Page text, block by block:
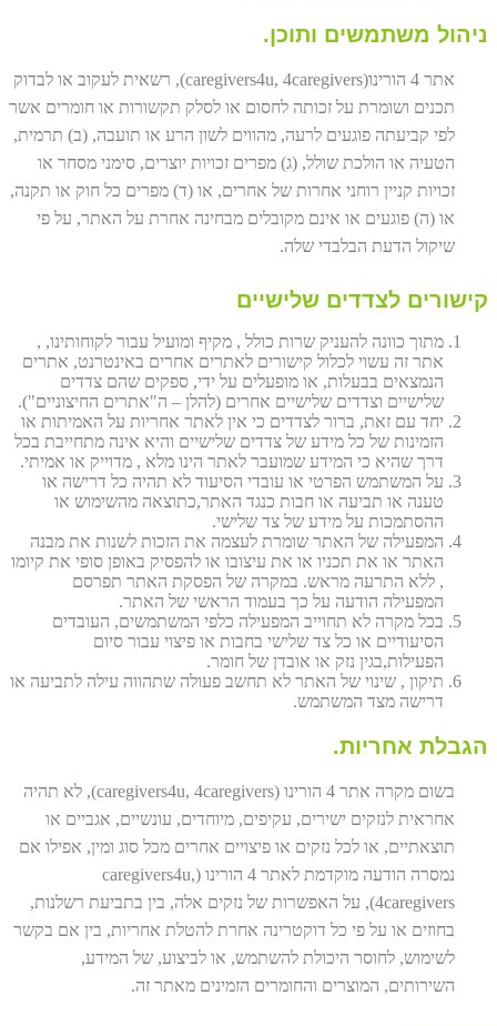
ניהול משתמשים ותוכן.
אתר 4 הורינו(caregivers4u, 4caregivers), רשאית לעקוב או לבדוק
תכנים ושומרת על זכותה לחסום או לסלק תקשורות או חומרים אשר
לפי קביעתה פוגעים לרעה, מהווים לשון הרע או תועבה, (ב) תרמית,
הטעיה או הולכת שולל, (ג) מפרים זכויות יוצרים, סימני מסחר או
זכויות קניין רוחני אחרות של אחרים, או (ד) מפרים כל חוק או תקנה,
או (ה) פוגעים או אינם מקובלים מבחינה אחרת על האתר, על פי
שיקול הדעת הבלבדי שלה.
קישורים לצדדים שלישיים
מתוך כוונה להעניק שרות כולל , מקיף ומועיל עבור לקוחותינו, ,
אתר זה עשוי לכלול קישורים לאתרים אחרים באינטרנט, אתרים
הנמצאים בבעלות, או מופעלים על ידי, ספקים שהם צדדים
שלישיים וצדדים שלישיים אחרים (להלן – ה"אתרים החיצוניים").
יחד עם זאת, ברור לצדדים כי אין לאתר אחריות על האמיתות או
הזמינות של כל מידע של צדדים שלישיים והיא אינה מתחייבת בכל
דרך שהיא כי המידע שמועבר לאתר הינו מלא , מדוייק או אמיתי.
על המשתמש הפרטי או עובדי הסיעוד לא תהיה כל דרישה או
טענה או תביעה או חבות כנגד האתר,כתוצאה מהשימוש או
ההסתמכות על מידע של צד שלישי.
המפעילה של האתר שומרת לעצמה את הזכות לשנות את מבנה
האתר או את תכניו או את עיצובו או להפסיק באופן סופי את קיומו
, ללא התרעה מראש. במקרה של הפסקת האתר תפרסם
המפעילה הודעה על כך בעמוד הראשי של האתר.
בכל מקרה לא תחוייב המפעילה כלפי המשתמשים, העובדים
הסיעודיים או כל צד שלישי בחבות או פיצוי עבור סיום
הפעילות,בגין נזק או אובדן של חומר.
תיקון , שינוי של האתר לא תחשב פעולה שתהווה עילה לתביעה או
דרישה מצד המשתמש.
הגבלת אחריות.
בשום מקרה אתר 4 הורינו (caregivers4u, 4caregivers), לא תהיה
אחראית לנזקים ישירים, עקיפים, מיוחדים, עונשיים, אגביים או
תוצאתיים, או לכל נזקים או פיצויים אחרים מכל סוג ומין, אפילו אם
נמסרה הודעה מוקדמת לאתר 4 הורינו (caregivers4u,
4caregivers), על האפשרות של נזקים אלה, בין בתביעת רשלנות,
בחוזים או על פי כל דוקטרינה אחרת להטלת אחריות, בין אם בקשר
לשימוש, לחוסר היכולת להשתמש, או לביצוע, של המידע,
השירותים, המוצרים והחומרים הזמינים מאתר זה.